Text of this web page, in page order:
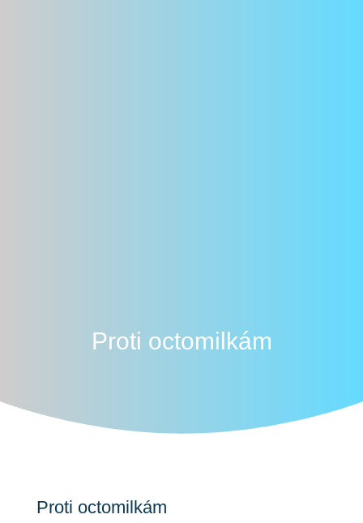
Proti octomilkám
Proti octomilkám